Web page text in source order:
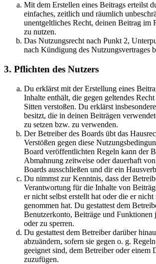
Mit dem Erstellen eines Beitrags erteilst
einfaches, zeitlich und räumlich
unentgeltliches Recht, deinen Beitrag im
zu nutzen.
Das Nutzungsrecht nach Punkt 2,
nach Kündigung des Nutzungsvertrages
3. Pflichten des Nutzers
Du erklärst mit der Erstellung eines
Inhalte enthält, die gegen geltendes
Sitten verstoßen. Du erklärst
besitzt, die in deinen Beiträgen
zu setzen bzw. zu verwenden.
Der Betreiber des Boards übt das
Verstößen gegen diese
Board veröffentlichten Regeln kann der
Abmahnung zeitweise oder dauerhaft
Boards ausschließen und dir ein
Du nimmst zur Kenntnis, dass der
Verantwortung für die Inhalte von
er nicht selbst erstellt hat oder die er
genommen hat. Du gestattest dem
Benutzerkonto, Beiträge und Funktionen
oder zu sperren.
Du gestattest dem Betreiber darüber
abzuändern, sofern sie gegen o. g.
geeignet sind, dem Betreiber oder einem
zuzufügen.